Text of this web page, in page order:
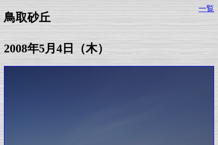
鳥取砂丘
一覧
2008年5月4日（木）